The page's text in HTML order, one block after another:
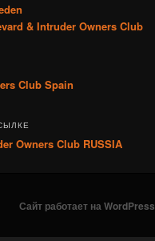
& Intruder Owners Club
Club Spain
Owners Club RUSSIA
Сайт работает на WordPress